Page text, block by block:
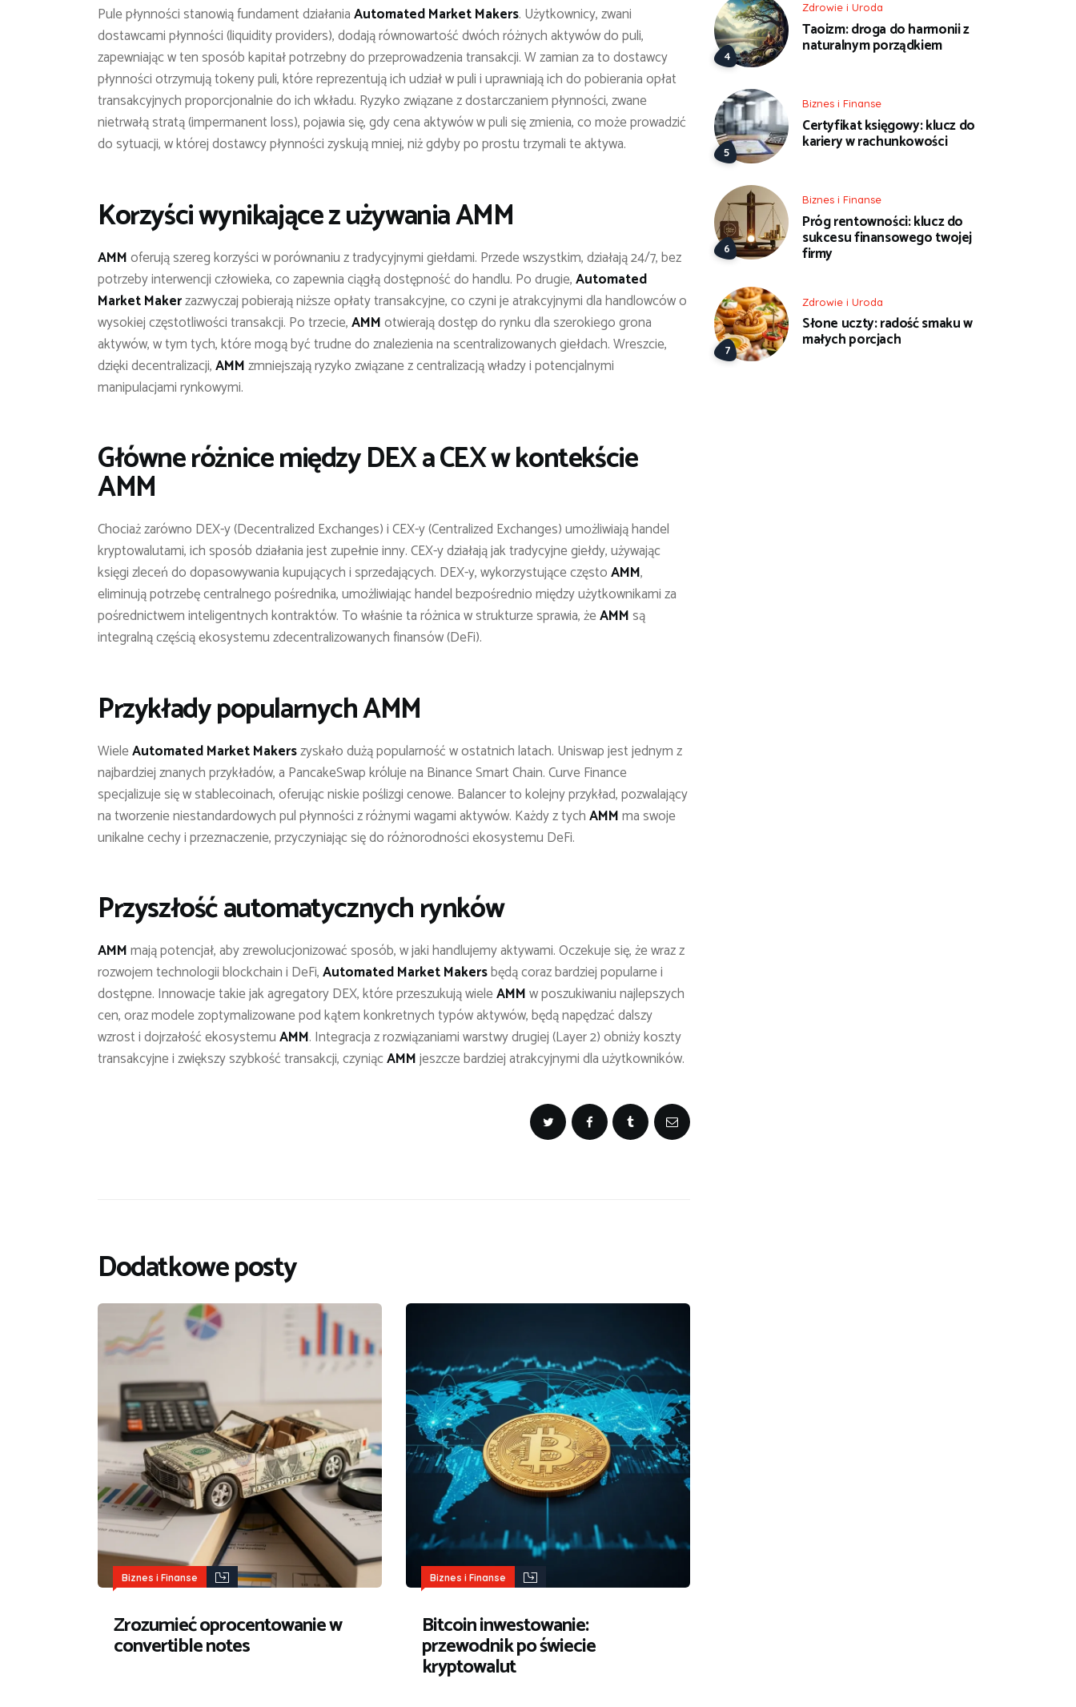
Pule płynności stanowią fundament działaniaAutomated Market Makers. Użytkownicy, zwani
dostawcami płynności (liquidity providers), dodają równowartość dwóch różnych aktywów do puli,
zapewniając w ten sposób kapitał potrzebny do przeprowadzenia transakcji. W zamian za to dostawcy
płynności otrzymują tokeny puli, które reprezentują ich udział w puli i uprawniają ich do pobierania opłat
transakcyjnych proporcjonalnie do ich wkładu. Ryzyko związane z dostarczaniem płynności, zwane
nietrwałą stratą (impermanent loss), pojawia się, gdy cena aktywów w puli się zmienia, co może prowadzić
do sytuacji, w której dostawcy płynności zyskują mniej, niż gdyby po prostu trzymali te aktywa.
Korzyści wynikające z używania AMM
AMMoferują szereg korzyści w porównaniu z tradycyjnymi giełdami. Przede wszystkim, działają 24/7, bez
potrzeby interwencji człowieka, co zapewnia ciągłą dostępność do handlu. Po drugie,Automated
Market Makerzazwyczaj pobierają niższe opłaty transakcyjne, co czyni je atrakcyjnymi dla handlowców o
wysokiej częstotliwości transakcji. Po trzecie,AMMotwierają dostęp do rynku dla szerokiego grona
aktywów, w tym tych, które mogą być trudne do znalezienia na scentralizowanych giełdach. Wreszcie,
dzięki decentralizacji,AMMzmniejszają ryzyko związane z centralizacją władzy i potencjalnymi
manipulacjami rynkowymi.
Główne różnice między DEX a CEX w kontekście
AMM
Chociaż zarówno DEX-y (Decentralized Exchanges) i CEX-y (Centralized Exchanges) umożliwiają handel
kryptowalutami, ich sposób działania jest zupełnie inny. CEX-y działają jak tradycyjne giełdy, używając
księgi zleceń do dopasowywania kupujących i sprzedających. DEX-y, wykorzystujące częstoAMM,
eliminują potrzebę centralnego pośrednika, umożliwiając handel bezpośrednio między użytkownikami za
pośrednictwem inteligentnych kontraktów. To właśnie ta różnica w strukturze sprawia, żeAMMsą
integralną częścią ekosystemu zdecentralizowanych finansów (DeFi).
Przykłady popularnych AMM
WieleAutomated Market Makerszyskało dużą popularność w ostatnich latach. Uniswap jest jednym z
najbardziej znanych przykładów, a PancakeSwap króluje na Binance Smart Chain. Curve Finance
specjalizuje się w stablecoinach, oferując niskie poślizgi cenowe. Balancer to kolejny przykład, pozwalający
na tworzenie niestandardowych pul płynności z różnymi wagami aktywów. Każdy z tychAMMma swoje
unikalne cechy i przeznaczenie, przyczyniając się do różnorodności ekosystemu DeFi.
Przyszłość automatycznych rynków
AMMmają potencjał, aby zrewolucjonizować sposób, w jaki handlujemy aktywami. Oczekuje się, że wraz z
rozwojem technologii blockchain i DeFi,Automated Market Makersbędą coraz bardziej popularne i
dostępne. Innowacje takie jak agregatory DEX, które przeszukują wieleAMMw poszukiwaniu najlepszych
cen, oraz modele zoptymalizowane pod kątem konkretnych typów aktywów, będą napędzać dalszy
wzrost i dojrzałość ekosystemuAMM. Integracja z rozwiązaniami warstwy drugiej (Layer 2) obniży koszty
transakcyjne i zwiększy szybkość transakcji, czyniącAMMjeszcze bardziej atrakcyjnymi dla użytkowników.
Dodatkowe posty
Biznes i Finanse
Zrozumieć oprocentowanie w
convertible notes
Biznes i Finanse
Bitcoin inwestowanie:
przewodnik po świecie
kryptowalut
Zdrowie i Uroda
Taoizm: droga do harmonii z
naturalnym porządkiem
Biznes i Finanse
Certyfikat księgowy: klucz do
kariery w rachunkowości
Biznes i Finanse
Próg rentowności: klucz do
sukcesu finansowego twojej
firmy
Zdrowie i Uroda
Słone uczty: radość smaku w
małych porcjach